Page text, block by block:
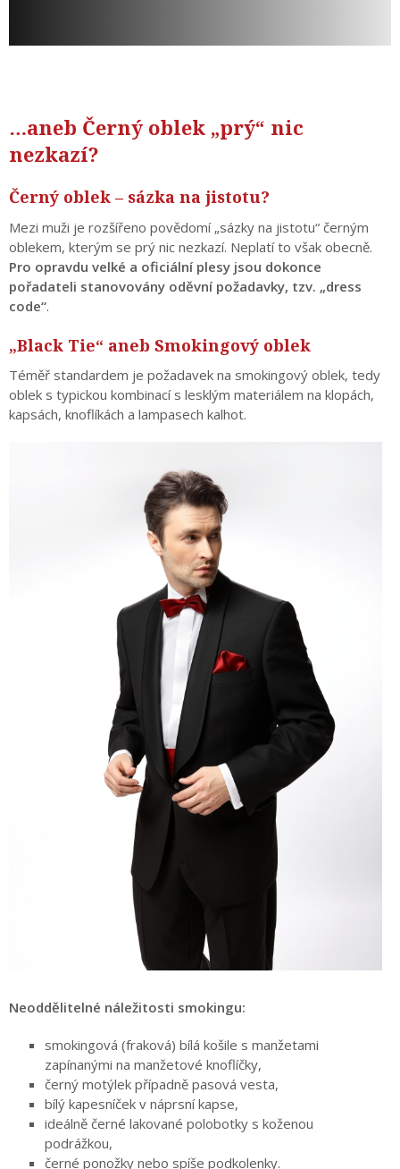
…aneb Černý oblek „prý“ nic
nezkazí?
Černý oblek – sázka na jistotu?
Mezi muži je rozšířeno povědomí „sázky na jistotu“ černým
oblekem, kterým se prý nic nezkazí. Neplatí to však obecně.
Pro opravdu velké a oficiální plesy jsou dokonce
pořadateli stanovovány oděvní požadavky, tzv. „dress
code“.
„Black Tie“ aneb Smokingový oblek
Téměř standardem je požadavek na smokingový oblek, tedy
oblek s typickou kombinací s lesklým materiálem na klopách,
kapsách, knoflíkách a lampasech kalhot.
Neoddělitelné náležitosti smokingu:
smokingová (fraková) bílá košile s manžetami
zapínanými na manžetové knoflíčky,
černý motýlek případně pasová vesta,
bílý kapesníček v náprsní kapse,
ideálně černé lakované polobotky s koženou
podrážkou,
černé ponožky nebo spíše podkolenky.